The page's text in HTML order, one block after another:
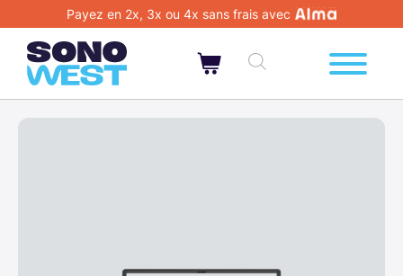
Payez en 2x, 3x ou 4x sans frais avec